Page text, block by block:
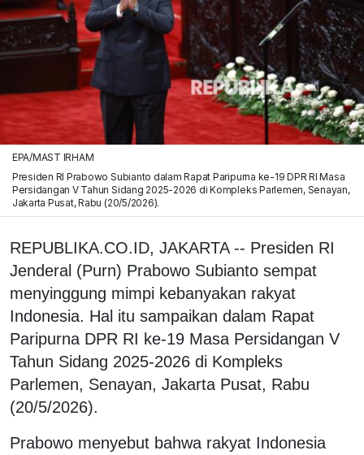
EPA/MAST IRHAM
Presiden RI Prabowo Subianto dalam Rapat Paripurna ke-19 DPR RI Masa
Persidangan V Tahun Sidang 2025-2026 di Kompleks Parlemen, Senayan,
Jakarta Pusat, Rabu (20/5/2026).
REPUBLIKA.CO.ID, JAKARTA -- Presiden RI
Jenderal (Purn) Prabowo Subianto sempat
menyinggung mimpi kebanyakan rakyat
Indonesia. Hal itu sampaikan dalam Rapat
Paripurna DPR RI ke-19 Masa Persidangan V
Tahun Sidang 2025-2026 di Kompleks
Parlemen, Senayan, Jakarta Pusat, Rabu
(20/5/2026).
Prabowo menyebut bahwa rakyat Indonesia